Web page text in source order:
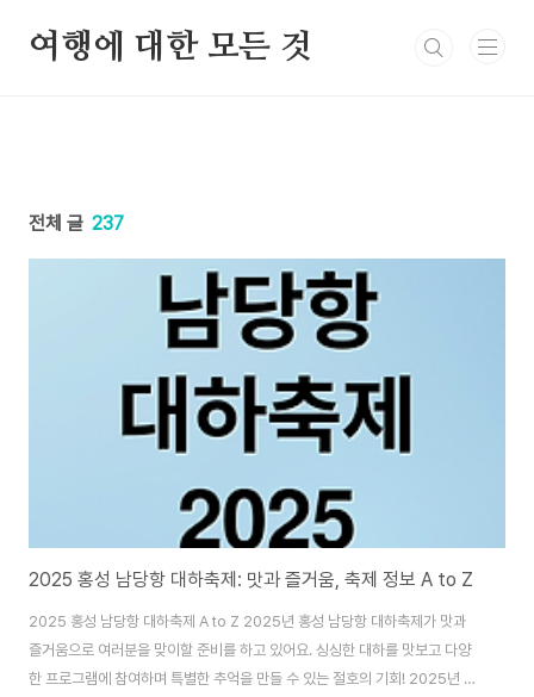
여행에 대한 모든 것
전체 글 237
2025 홍성 남당항 대하축제: 맛과 즐거움, 축제 정보 A to Z
2025 홍성 남당항 대하축제 A to Z 2025년 홍성 남당항 대하축제가 맛과
즐거움으로 여러분을 맞이할 준비를 하고 있어요. 싱싱한 대하를 맛보고 다양
한 프로그램에 참여하며 특별한 추억을 만들 수 있는 절호의 기회! 2025년 홍